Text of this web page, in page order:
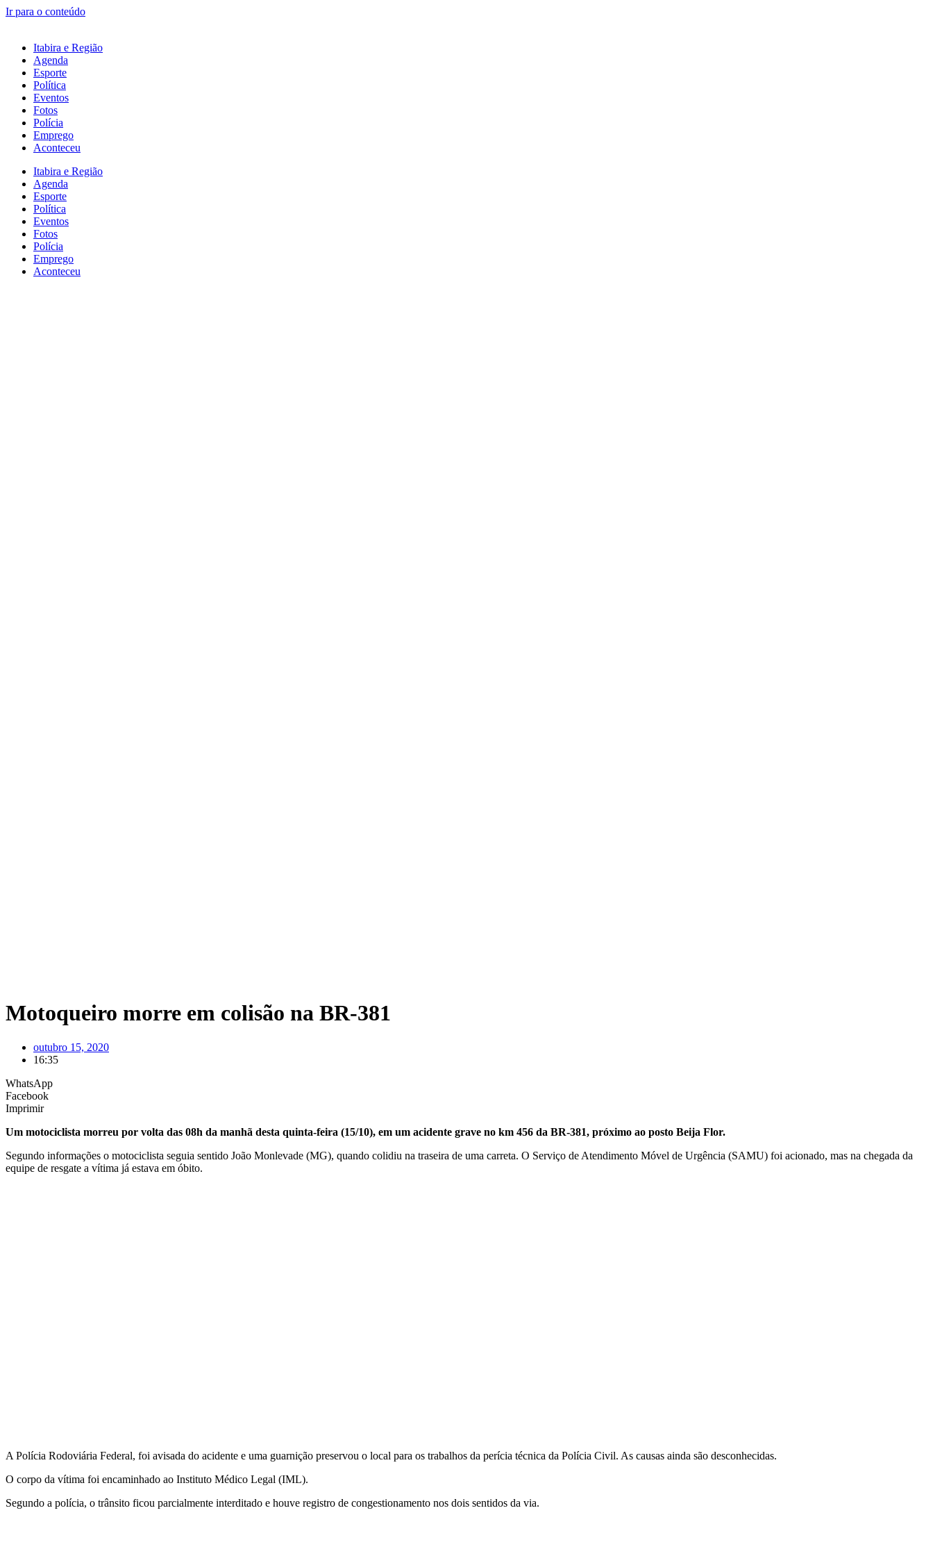
Ir para o conteúdo
Itabira e Região
Agenda
Esporte
Política
Eventos
Fotos
Polícia
Emprego
Aconteceu
Itabira e Região
Agenda
Esporte
Política
Eventos
Fotos
Polícia
Emprego
Aconteceu
Motoqueiro morre em colisão na BR-381
outubro 15, 2020
16:35
WhatsApp
Facebook
Imprimir
Um motociclista morreu por volta das 08h da manhã desta quinta-feira (15/10), em um acidente grave no km 456 da BR-381, próximo ao posto Beija Flor.
Segundo informações o motociclista seguia sentido João Monlevade (MG), quando colidiu na traseira de uma carreta. O Serviço de Atendimento Móvel de Urgência (SAMU) foi acionado, mas na chegada da
equipe de resgate a vítima já estava em óbito.
A Polícia Rodoviária Federal, foi avisada do acidente e uma guarnição preservou o local para os trabalhos da perícia técnica da Polícia Civil. As causas ainda são desconhecidas.
O corpo da vítima foi encaminhado ao Instituto Médico Legal (IML).
Segundo a polícia, o trânsito ficou parcialmente interditado e houve registro de congestionamento nos dois sentidos da via.